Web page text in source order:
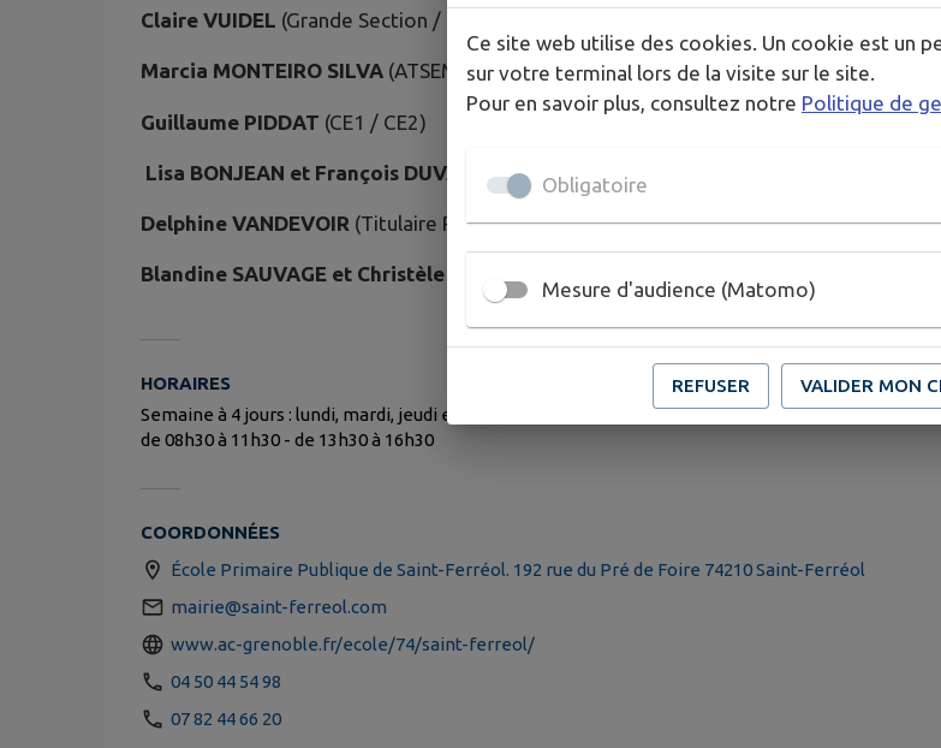
Claire VUIDEL (Grande Section / CP / CE1)
Marcia MONTEIRO SILVA (ATSEM)
Guillaume PIDDAT (CE1 / CE2)
Lisa BONJEAN et François DUVAUCHELLE (CM1 - CM2)
Delphine VANDEVOIR (Titulaire Remplaçante)
Blandine SAUVAGE et Christèle PASSY
HORAIRES
Semaine à 4 jours : lundi, mardi, jeudi et vendredi
de 08h30 à 11h30 - de 13h30 à 16h30
COORDONNÉES
École Primaire Publique de Saint-Ferréol. 192 rue du Pré de Foire 74210 Saint-Ferréol
mairie@saint-ferreol.com
www.ac-grenoble.fr/ecole/74/saint-ferreol/
04 50 44 54 98
07 82 44 66 20
Ce site web utilise des cookies. Un cookie est un
sur votre terminal lors de la visite sur le site.
Pour en savoir plus, consultez notre Politique de
Obligatoire
Mesure d'audience (Matomo)
REFUSER VALIDER MON